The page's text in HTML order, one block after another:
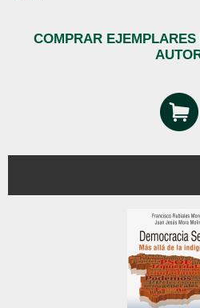
COMPRAR